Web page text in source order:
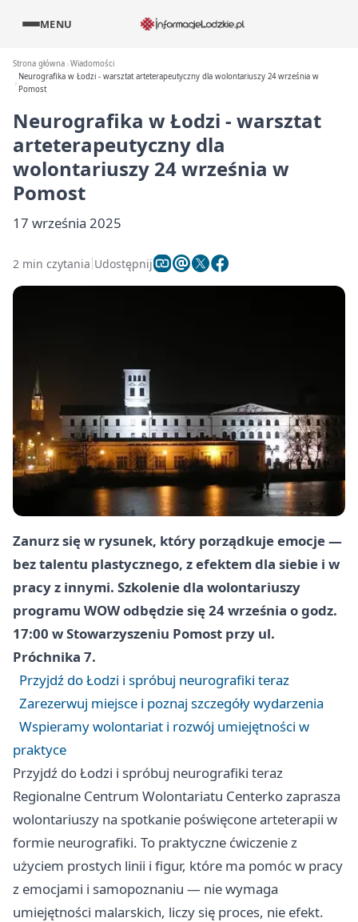
MENU
Strona główna Wiadomości
Neurografika w Łodzi - warsztat arteterapeutyczny dla wolontariuszy 24 września w
Pomost
Neurografika w Łodzi - warsztat
arteterapeutyczny dla
wolontariuszy 24 września w
Pomost
17 września 2025
2 min czytania Udostępnij
Zanurz się w rysunek, który porządkuje emocje —
bez talentu plastycznego, z efektem dla siebie i w
pracy z innymi. Szkolenie dla wolontariuszy
programu WOW odbędzie się 24 września o godz.
17:00 w Stowarzyszeniu Pomost przy ul.
Próchnika 7.
Przyjdź do Łodzi i spróbuj neurografiki teraz
Zarezerwuj miejsce i poznaj szczegóły wydarzenia
Wspieramy wolontariat i rozwój umiejętności w
praktyce
Przyjdź do Łodzi i spróbuj neurografiki teraz
Regionalne Centrum Wolontariatu Centerko zaprasza
wolontariuszy na spotkanie poświęcone arteterapii w
formie neurografiki. To praktyczne ćwiczenie z
użyciem prostych linii i figur, które ma pomóc w pracy
z emocjami i samopoznaniu — nie wymaga
umiejętności malarskich, liczy się proces, nie efekt.